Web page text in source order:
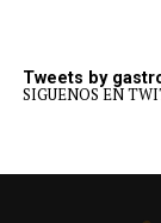
Tweets by
SIGUENOS EN